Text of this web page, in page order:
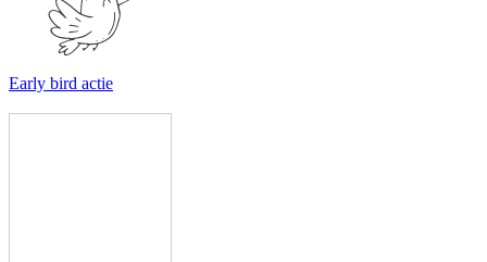
Early bird actie